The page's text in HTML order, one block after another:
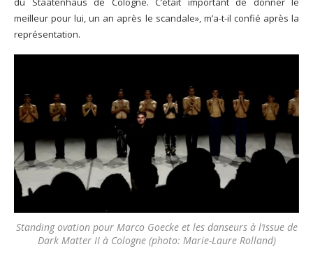
meilleur pour lui, un an après le scandale», m’a-t-il confié après la
représentation.
Standing ovation pour Marco Goecke et les danseurs à l’issue de
Dark Matter II à Cologne (photo: Marie-Laure Rolland)